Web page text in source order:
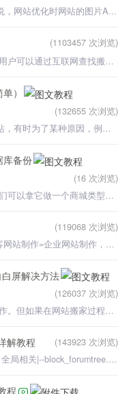
对于使用DEDECMS织梦建网站的同学们来说，网站优化时网站的图片ALT信息不可或缺。如果网站图片海量的话，手
(1103457 次浏览)
搬家公司网站是企业网站制作的一种类型，用户可以通过互联网查找搬家公司网站，进入网站之后可以查找搬家公
）
(132655 次浏览)
有些学建网站学员使用DEDECMS程序建网站，有时为了某种原因，例如学习Dedecms仿站教程时，需要将本地网站搬
库备份
(16 次浏览)
ECSHOP程序是一款商城网站程序，一般我们可以拿它做一个商城类型的网站，网站做好之后，如果由于某种原因，
(119068 次浏览)
问：半个月来，我从学习建站实战入门=博客网站制作=企业网站制作，在学习完每个课程之后，都要删除程序
屏解决方法
(126037 次浏览)
对于做网站来说，网站搬家是一种常见的操作。但如果在网站搬家过程中，操作不好就会出现一些很奇怪的问题。
解教程
(143923 次浏览)
template/default/common 模板公共文件夹，全局相关|--block_forumtree.htm 树形论坛版块分支js文件|
程